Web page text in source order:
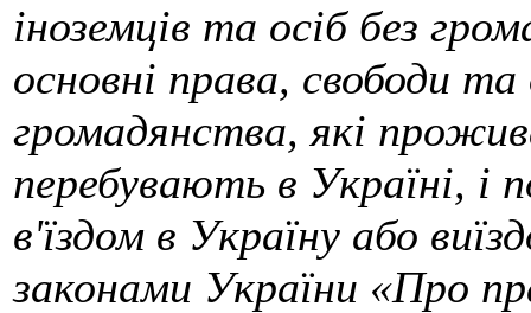
іноземців та осіб без
основні права, свободи та
громадянства, які
перебувають в Україні, і
в'їздом в Україну або
законами України «Про